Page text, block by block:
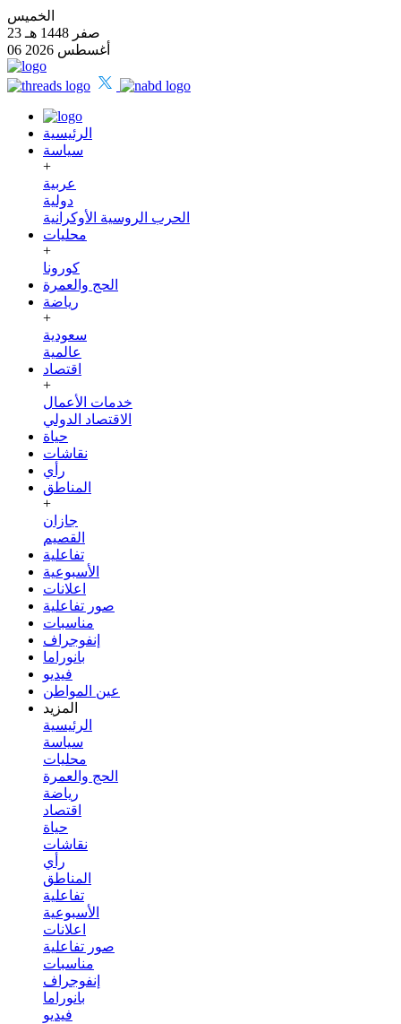
الخميس
23 صفر 1448 هـ
06 أغسطس 2026
الرئيسية
سياسة
+
عربية
دولية
الحرب الروسية الأوكرانية
محليات
+
كورونا
الحج والعمرة
رياضة
+
سعودية
عالمية
اقتصاد
+
خدمات الأعمال
الاقتصاد الدولي
حياة
نقاشات
رأي
المناطق
+
جازان
القصيم
تفاعلية
الأسبوعية
اعلانات
صور تفاعلية
مناسبات
إنفوجراف
بانوراما
فيديو
عين المواطن
المزيد
الرئيسية
سياسة
محليات
الحج والعمرة
رياضة
اقتصاد
حياة
نقاشات
رأي
المناطق
تفاعلية
الأسبوعية
اعلانات
صور تفاعلية
مناسبات
إنفوجراف
بانوراما
فيديو